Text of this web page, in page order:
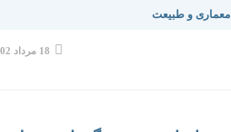
معماری و طبیعت
نوشته
18 مرداد 1402